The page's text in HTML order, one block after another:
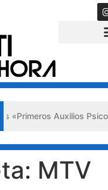
«Primeros Auxilios
MTV